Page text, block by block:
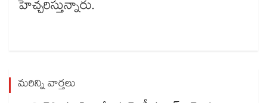
హెచ్చరిస్తున్నారు.
మరిన్ని వార్తలు